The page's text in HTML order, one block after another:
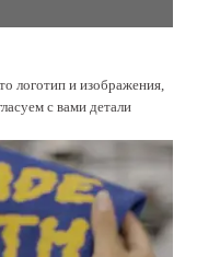
логотип и изображения,
с вами детали